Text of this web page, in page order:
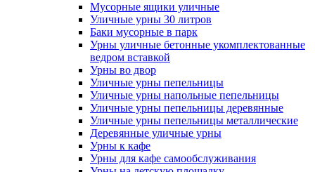
Мусорные ящики уличные
Уличные урны 30 литров
Баки мусорные в парк
Урны уличные бетонные укомплектованные
ведром вставкой
Урны во двор
Уличные урны пепельницы
Уличные урны напольные пепельницы
Уличные урны пепельницы деревянные
Уличные урны пепельницы металлические
Деревянные уличные урны
Урны к кафе
Урны для кафе самообслуживания